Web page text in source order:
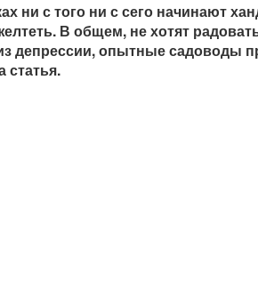
ни с того ни с сего начинают
В общем, не хотят
депрессии, опытные садоводы
статья.